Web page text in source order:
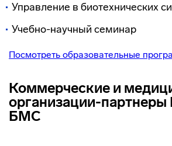
Управление в биотехнических
Учебно-научный семинар
Посмотреть образовательные
Коммерческие и
организации-партнеры
БМС